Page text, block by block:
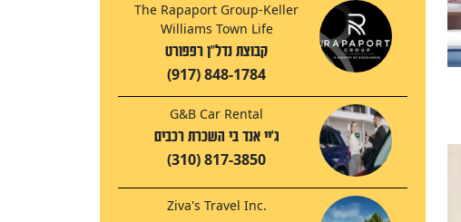
The Rapaport Group-Keller
Williams Town Life
קבוצת נדל"ן רפפורט
(917) 848-1784
G&B Car Rental
ג'יי אנד בי השכרת רכבים
(310) 817-3850
Ziva's Travel Inc.